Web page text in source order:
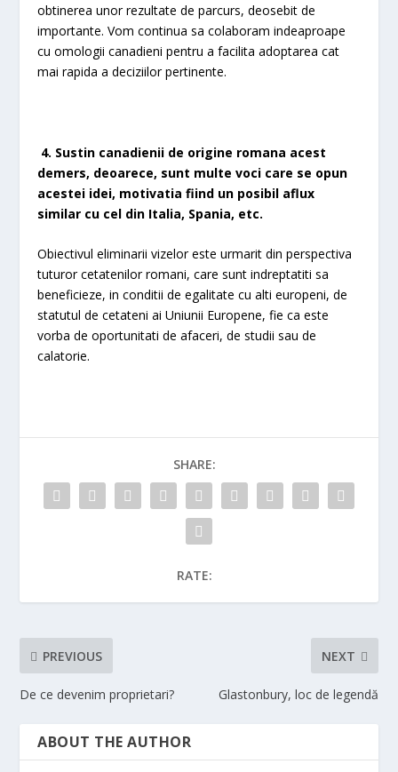
obtinerea unor rezultate de parcurs, deosebit de
importante. Vom continua sa colaboram indeaproape
cu omologii canadieni pentru a facilita adoptarea cat
mai rapida a deciziilor pertinente.
4. Sustin canadienii de origine romana acest
demers, deoarece, sunt multe voci care se opun
acestei idei, motivatia fiind un posibil aflux
similar cu cel din Italia, Spania, etc.
Obiectivul eliminarii vizelor este urmarit din perspectiva
tuturor cetatenilor romani, care sunt indreptatiti sa
beneficieze, in conditii de egalitate cu alti europeni, de
statutul de cetateni ai Uniunii Europene, fie ca este
vorba de oportunitati de afaceri, de studii sau de
calatorie.
SHARE:
RATE:
PREVIOUS
De ce devenim proprietari?
NEXT
Glastonbury, loc de legendă
ABOUT THE AUTHOR